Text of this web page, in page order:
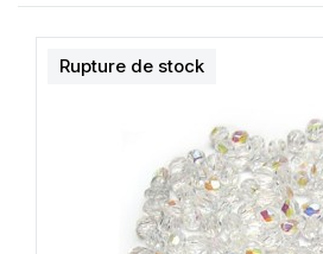
Rupture de stock